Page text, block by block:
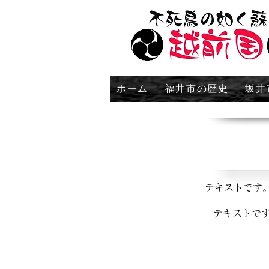
ホーム 福井市の歴史 坂井
テキストです
テキストで